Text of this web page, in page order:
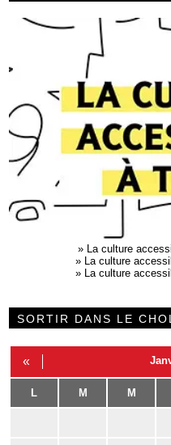
»
La culture
»
La culture
»
La culture
SORTIR DANS LE
«
L M M